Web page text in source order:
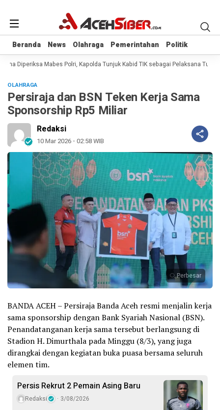
Beranda News Olahraga Pemerintahan Politik
Beranda News Olahraga Pemerintahan Politik
Diperiksa Mabes Polri, Kapolda Tunjuk Kabid TIK sebagai Pelaksana Tugas
OLAHRAGA
Persiraja dan BSN Teken Kerja Sama
Sponsorship Rp5 Miliar
Redaksi
10 Mar 2026 - 02:58 WIB
Perbesar
BANDA ACEH – Persiraja Banda Aceh resmi menjalin kerja
sama sponsorship dengan Bank Syariah Nasional (BSN).
Penandatanganan kerja sama tersebut berlangsung di
Stadion H. Dimurthala pada Minggu (8/3), yang juga
dirangkai dengan kegiatan buka puasa bersama seluruh
elemen tim.
Persis Rekrut 2 Pemain Asing Baru
Redaksi 3/08/2026